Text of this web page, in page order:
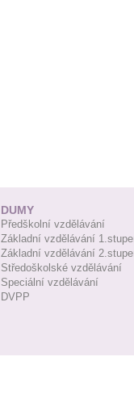
DUMY
Předškolní vzdělávání
Základní vzdělávání
Základní vzdělávání
Středoškolské vzdělávání
Speciální vzdělávání
DVPP